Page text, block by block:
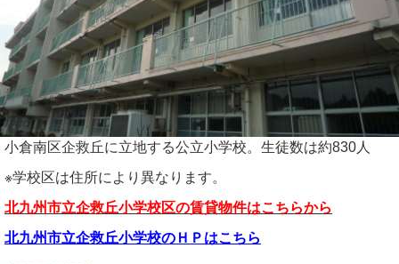
小倉南区企救丘に立地する公立小学校。生徒数は約830人
※学校区は住所により異なります。
北九州市立企救丘小学校区の賃貸物件はこちらから
北九州市立企救丘小学校のＨＰはこちら